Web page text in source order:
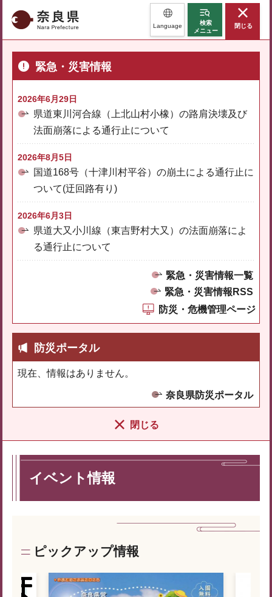
奈良県 Language
検索
メニュー
閉じる
緊急・災害情報
2026年6月29日
県道東川河合線（上北山村小橡）の路肩決壊及び
法面崩落による通行止について
2026年8月5日
国道168号（十津川村平谷）の崩土による通行止に
ついて(迂回路有り)
2026年6月3日
県道大又小川線（東吉野村大又）の法面崩落によ
る通行止について
緊急・災害情報一覧
緊急・災害情報RSS
防災・危機管理ページ
防災ポータル
現在、情報はありません。
奈良県防災ポータル
閉じる
イベント情報
ピックアップ情報